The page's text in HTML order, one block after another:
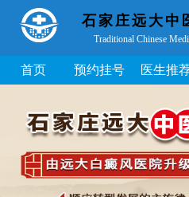
石家庄远大中
Traditional Chinese
首页 预约挂号 医生推